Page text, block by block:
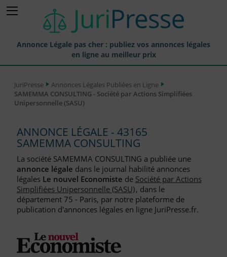
Annonce Légale pas cher : publiez vos annonces légales
en ligne au meilleur prix
Annonces Légales Publiées
Journaux Habilités (JAL) Annonces Légales
Liste des Greffes
Liste des CCI
Le Blog pour les Entreprises
Nous Contacter
JuriPresse
Annonces Légales Publiées en Ligne
SAMEMMA CONSULTING - Société par Actions Simplifiées
Unipersonnelle (SASU)
ANNONCE LÉGALE - 43165
SAMEMMA CONSULTING
La société SAMEMMA CONSULTING a publiée une
annonce légale dans le journal habilité annonces
légales Le nouvel Economiste de Société par Actions
Simplifiées Unipersonnelle (SASU), dans le
département 75 - Paris, par notre plateforme de
publication d'annonces légales en ligne JuriPresse.fr.